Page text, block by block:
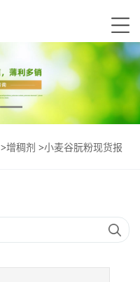
>增稠剂 >小麦谷朊粉现货报